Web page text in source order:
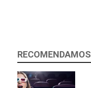
RECOMENDAMOS